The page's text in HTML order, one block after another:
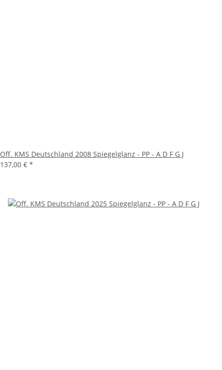
Off. KMS Deutschland 2008 Spiegelglanz - PP - A D F G J
137,00 € *